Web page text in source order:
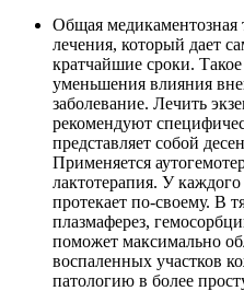
Общая медикаментозная
лечения, который дает
кратчайшие сроки.
уменьшения влияния
заболевание. Лечить
рекомендуют
представляет собой
Применяется
лактотерапия. У
протекает по-своему. В
плазмаферез,
поможет максимально
воспаленных участков
патологию в более